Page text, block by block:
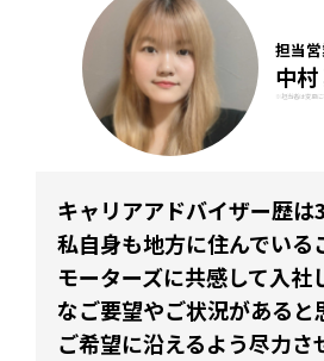
担当
中
※担当者は変更
キャリアアドバイザー歴は
私自身も地方に住んでいる
モーターズに共感して入社
なご要望やご状況があると
ご希望に沿えるよう尽力さ